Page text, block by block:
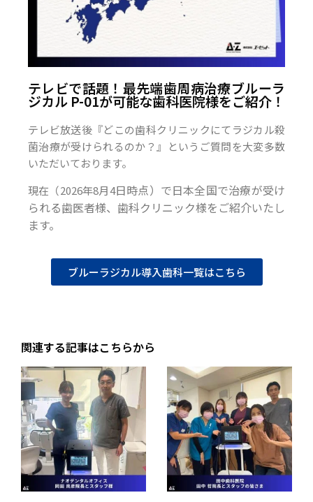
テレビで話題！最先端歯周病治療ブルーラ
ジカル P-01が可能な歯科医院様をご紹介！
テレビ放送後『どこの歯科クリニックにてラジカル殺
菌治療が受けられるのか？』というご質問を大変多数
いただいております。
現在（2026年8月4日時点）で日本全国で治療が受け
られる歯医者様、歯科クリニック様をご紹介いたし
ます。
ブルーラジカル導入歯科一覧はこちら
関連する記事はこちらから